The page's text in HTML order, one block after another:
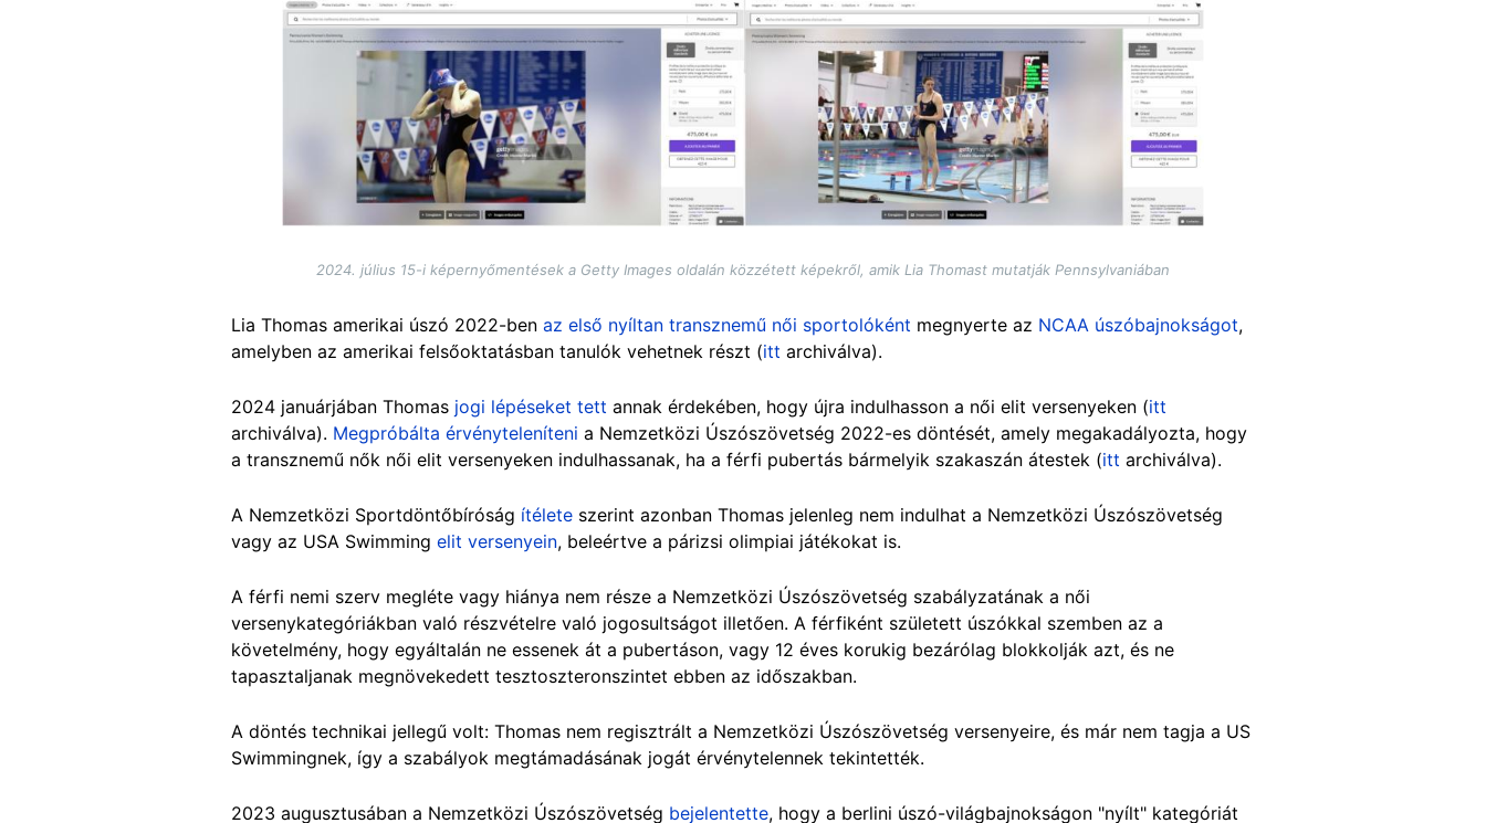
2024. július 15-i képernyőmentések a Getty Images oldalán közzétett képekről, amik Lia Thomast mutatják Pennsylvaniában
Lia Thomas amerikai úszó 2022-ben az első nyíltan transznemű női sportolóként megnyerte az NCAA úszóbajnokságot,
amelyben az amerikai felsőoktatásban tanulók vehetnek részt (itt archiválva).
2024 januárjában Thomas jogi lépéseket tett annak érdekében, hogy újra indulhasson a női elit versenyeken (itt
archiválva). Megpróbálta érvényteleníteni a Nemzetközi Úszószövetség 2022-es döntését, amely megakadályozta, hogy
a transznemű nők női elit versenyeken indulhassanak, ha a férfi pubertás bármelyik szakaszán átestek (itt archiválva).
A Nemzetközi Sportdöntőbíróság ítélete szerint azonban Thomas jelenleg nem indulhat a Nemzetközi Úszószövetség
vagy az USA Swimming elit versenyein, beleértve a párizsi olimpiai játékokat is.
A férfi nemi szerv megléte vagy hiánya nem része a Nemzetközi Úszószövetség szabályzatának a női
versenykategóriákban való részvételre való jogosultságot illetően. A férfiként született úszókkal szemben az a
követelmény, hogy egyáltalán ne essenek át a pubertáson, vagy 12 éves korukig bezárólag blokkolják azt, és ne
tapasztaljanak megnövekedett tesztoszteronszintet ebben az időszakban.
A döntés technikai jellegű volt: Thomas nem regisztrált a Nemzetközi Úszószövetség versenyeire, és már nem tagja a US
Swimmingnek, így a szabályok megtámadásának jogát érvénytelennek tekintették.
2023 augusztusában a Nemzetközi Úszószövetség bejelentette, hogy a berlini úszó-világbajnokságon "nyílt" kategóriát